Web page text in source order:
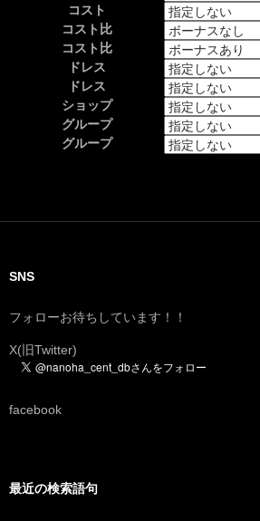
コスト
コスト比
コスト比
ドレス
ドレス
ショップ
グループ
グループ
SNS
フォローお待ちしています！！
X(旧Twitter)
facebook
最近の検索語句